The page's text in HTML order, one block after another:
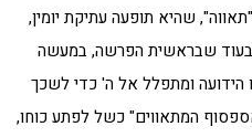
שהיא תופעה עתיקת יומין,
בעוד שבראשית הפרשה, במעשה
הידועה ומתפלל אל ה' כדי לשכך
המתאווים" כשל לפתע כוחו,